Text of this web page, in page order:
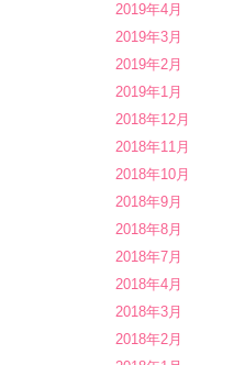
2019年4月
2019年3月
2019年2月
2019年1月
2018年12月
2018年11月
2018年10月
2018年9月
2018年8月
2018年7月
2018年4月
2018年3月
2018年2月